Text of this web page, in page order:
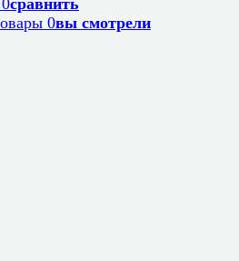
0вы смотрели